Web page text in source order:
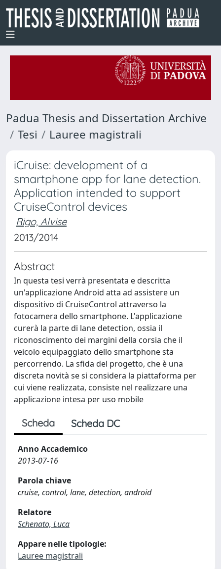
Padua Thesis and Dissertation Archive
Tesi
Lauree magistrali
iCruise: development of a
smartphone app for lane detection.
Application intended to support
CruiseControl devices
Rigo, Alvise
2013/2014
Abstract
In questa tesi verrà presentata e descritta
un'applicazione Android atta ad assistere un
dispositivo di CruiseControl attraverso la
fotocamera dello smartphone. L'applicazione
curerà la parte di lane detection, ossia il
riconoscimento dei margini della corsia che il
veicolo equipaggiato dello smartphone sta
percorrendo. La sfida del progetto, che è una
discreta novità se si considera la piattaforma per
cui viene realizzata, consiste nel realizzare una
applicazione intesa per uso mobile
Scheda Scheda DC
Anno Accademico
2013-07-16
Parola chiave
cruise, control, lane, detection, android
Relatore
Schenato, Luca
Appare nelle tipologie:
Lauree magistrali